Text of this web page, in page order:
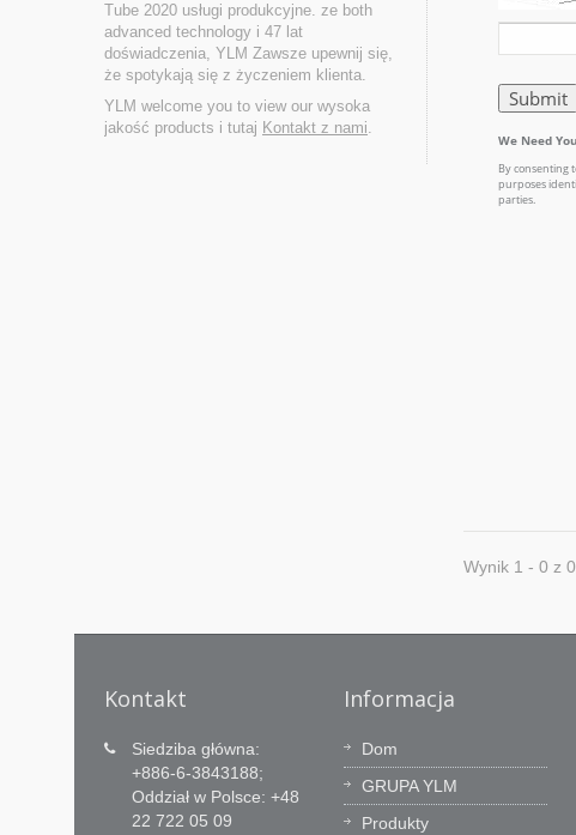
Tube 2020 usługi produkcyjne. ze both
advanced technology i 47 lat
doświadczenia, YLM Zawsze upewnij się,
że spotykają się z życzeniem klienta.
YLM welcome you to view our wysoka
jakość products i tutaj Kontakt z nami.
Wynik 1 - 0 z 0
Kontakt
Siedziba główna:
+886-6-3843188;
Oddział w Polsce: +48
22 722 05 09
Informacja
Dom
GRUPA YLM
Produkty
Technologia jest naszą
podstawą a Serwis główną
wartością